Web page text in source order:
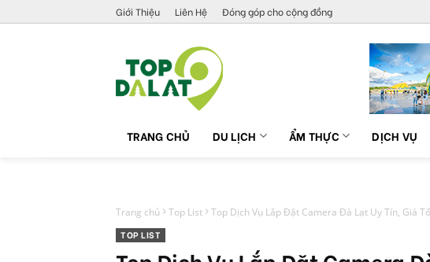
to
Giới Thiệu Liên Hệ Đóng góp cho cộng đồng
TRANG CHỦ DU LỊCH ẨM THỰC DỊCH VỤ
Trang chủ Top List Top Dịch Vụ Lắp Đặt Camera Đà Lạt Uy Tín, Giá
TOP LIST